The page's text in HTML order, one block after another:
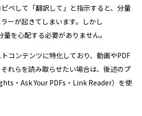
ペして「翻訳して」と指示すると、分量
ーが起きてしまいます。しかし
を心配する必要がありません。
コンテンツに特化しており、動画やPDF
れらを読み取らせたい場合は、後述のプ
・Ask Your PDFs・Link Reader）を使